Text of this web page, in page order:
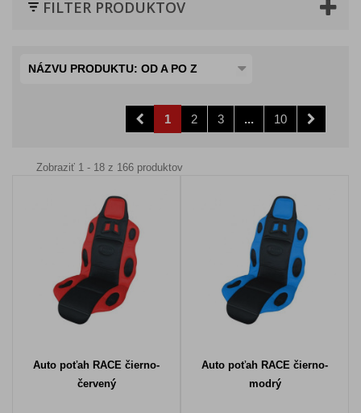
FILTER PRODUKTOV
NÁZVU PRODUKTU: OD A PO Z
1 2 3 ... 10
Zobraziť 1 - 18 z 166 produktov
Auto poťah RACE čierno-
červený
Auto poťah RACE čierno-
modrý